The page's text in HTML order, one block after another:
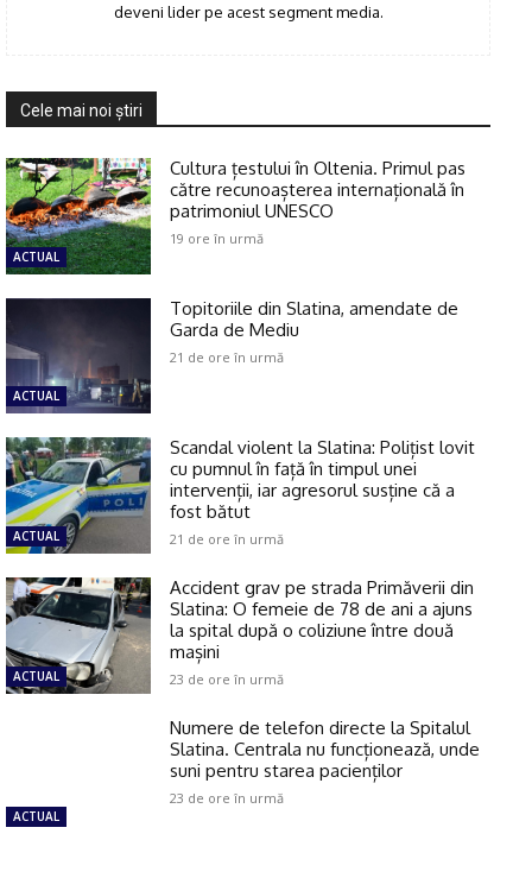
deveni lider pe acest segment media.
Cele mai noi ştiri
ACTUAL
Cultura țestului în Oltenia. Primul pas
către recunoașterea internațională în
patrimoniul UNESCO
19 ore în urmă
ACTUAL
Topitoriile din Slatina, amendate de
Garda de Mediu
21 de ore în urmă
ACTUAL
Scandal violent la Slatina: Polițist lovit
cu pumnul în față în timpul unei
intervenții, iar agresorul susține că a
fost bătut
21 de ore în urmă
ACTUAL
Accident grav pe strada Primăverii din
Slatina: O femeie de 78 de ani a ajuns
la spital după o coliziune între două
mașini
23 de ore în urmă
ACTUAL
Numere de telefon directe la Spitalul
Slatina. Centrala nu funcționează, unde
suni pentru starea pacienților
23 de ore în urmă